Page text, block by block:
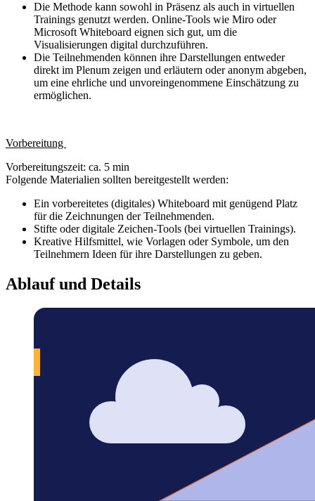
Die Methode kann sowohl in Präsenz als auch in virtuellen
Trainings genutzt werden. Online-Tools wie Miro oder
Microsoft Whiteboard eignen sich gut, um die
Visualisierungen digital durchzuführen.
Die Teilnehmenden können ihre Darstellungen entweder
direkt im Plenum zeigen und erläutern oder anonym abgeben,
um eine ehrliche und unvoreingenommene Einschätzung zu
ermöglichen.
Vorbereitung
Vorbereitungszeit: ca. 5 min
Folgende Materialien sollten bereitgestellt werden:
Ein vorbereitetes (digitales) Whiteboard mit genügend Platz
für die Zeichnungen der Teilnehmenden.
Stifte oder digitale Zeichen-Tools (bei virtuellen Trainings).
Kreative Hilfsmittel, wie Vorlagen oder Symbole, um den
Teilnehmern Ideen für ihre Darstellungen zu geben.
Ablauf und Details